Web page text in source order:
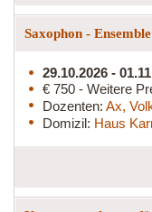
Saxophon -
29.10.2026 -
€ 750 - Weitere
Dozenten: Ax,
Domizil: Haus